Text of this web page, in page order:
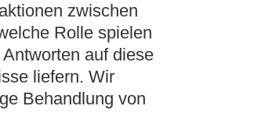
zwischen
Rolle spielen
auf diese
liefern. Wir
Behandlung von